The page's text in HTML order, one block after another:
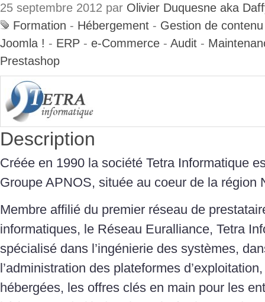
25 septembre 2012 par Olivier Duquesne aka
Formation - Hébergement - Gestion de contenu
Joomla ! - ERP - e-Commerce - Audit -
Prestashop
Description
Créée en 1990 la société Tetra Informatique
Groupe APNOS, située au coeur de la région
Membre affilié du premier réseau de
informatiques, le Réseau Euralliance, Tetra
spécialisé dans l’ingénierie des systèmes,
l’administration des plateformes
hébergées, les offres clés en main pour les